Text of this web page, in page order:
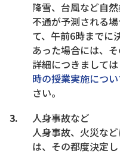
降雪、台風など自
不通が予測される
て、午前6時までに
あった場合には、そ
詳細につきまして
時の授業実施につ
さい。
人身事故など
人身事故、火災な
は、その都度決定し